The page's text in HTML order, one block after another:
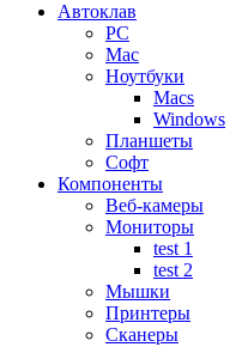
Автоклав
PC
Mac
Ноутбуки
Macs
Windows
Планшеты
Софт
Компоненты
Веб-камеры
Мониторы
test 1
test 2
Мышки
Принтеры
Сканеры